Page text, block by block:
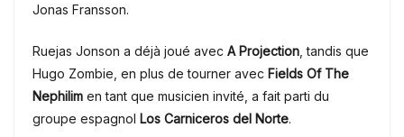
Jonas Fransson.
Ruejas Jonson a déjà joué avec A Projection , tandis que
Hugo Zombie, en plus de tourner avec Fields Of The
Nephilim en tant que musicien invité, a fait parti du
groupe espagnol Los Carniceros del Norte.